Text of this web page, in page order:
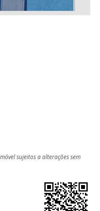
sujeitos a alterações sem